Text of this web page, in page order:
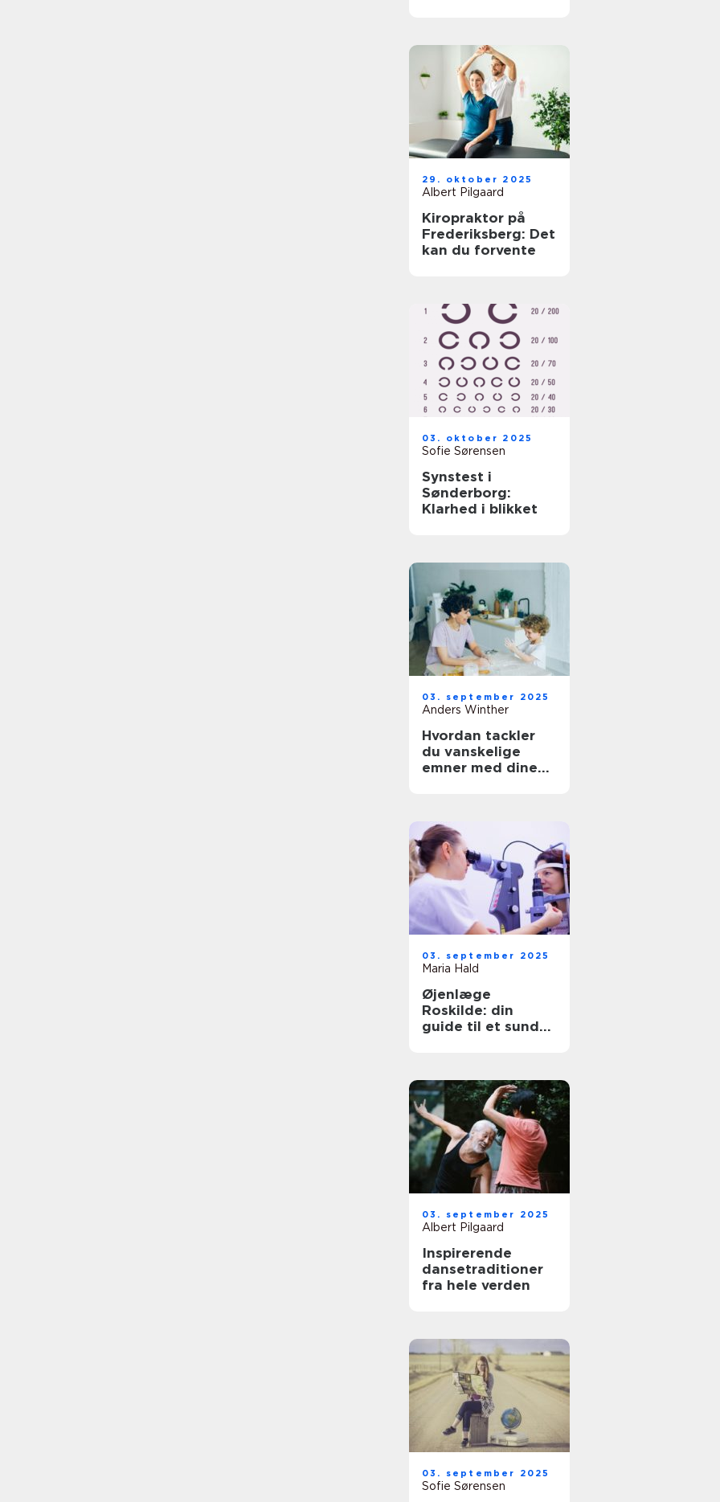
29. oktober 2025
Albert Pilgaard
Kiropraktor på
Frederiksberg: Det
kan du forvente
03. oktober 2025
Sofie Sørensen
Synstest i
Sønderborg:
Klarhed i blikket
03. september 2025
Anders Winther
Hvordan tackler
du vanskelige
emner med dine
03. september 2025
Maria Hald
Øjenlæge
Roskilde: din
guide til et sundt
03. september 2025
Albert Pilgaard
Inspirerende
dansetraditioner
fra hele verden
03. september 2025
Sofie Sørensen